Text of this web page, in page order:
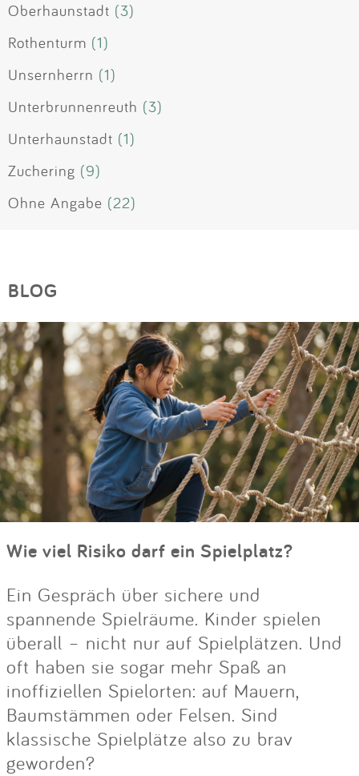
Oberhaunstadt (3)
Rothenturm (1)
Unsernherrn (1)
Unterbrunnenreuth (3)
Unterhaunstadt (1)
Zuchering (9)
Ohne Angabe (22)
BLOG
Wie viel Risiko darf ein Spielplatz?
Ein Gespräch über sichere und
spannende Spielräume. Kinder spielen
überall – nicht nur auf Spielplätzen. Und
oft haben sie sogar mehr Spaß an
inoffiziellen Spielorten: auf Mauern,
Baumstämmen oder Felsen. Sind
klassische Spielplätze also zu brav
geworden?